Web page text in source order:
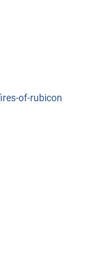
of-rubicon